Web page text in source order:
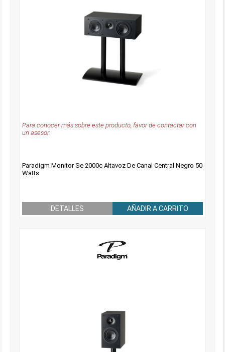
Para conocer más sobre este producto, favor de contactar con
un asesor.
Paradigm Monitor Se 2000c Altavoz De Canal Central Negro 50
Watts
DETALLES AÑADIR A CARRITO